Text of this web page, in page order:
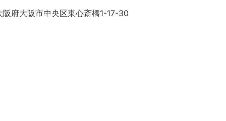
阪府大阪市中央区東心斎橋1-17-30